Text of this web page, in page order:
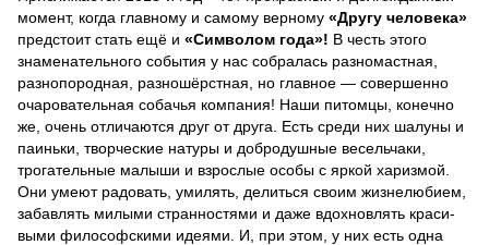
момент, когда главному и самому верному «Другу человека»
предстоит стать ещё и «Символом года»! В честь этого
знаменательного события у нас собралась разномастная,
разнопородная, разношёрстная, но главное — совершенно
очаровательная собачья компания! Наши питомцы, конечно
же, очень отличаются друг от друга. Есть среди них шалуны и
паиньки, творческие натуры и добродушные весельчаки,
трогательные малыши и взрослые особы с яркой харизмой.
Они умеют радовать, умилять, делиться своим жизнелюбием,
забавлять милыми странностями и даже вдохновлять краси-
выми философскими идеями. И, при этом, у них есть одна